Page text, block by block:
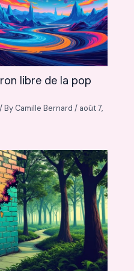
libre de la pop
/ By Camille Bernard/ août 7,